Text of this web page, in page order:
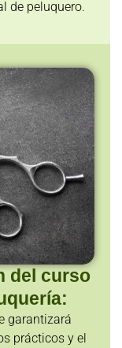
de peluquero.
del curso
garantizará
prácticos y el